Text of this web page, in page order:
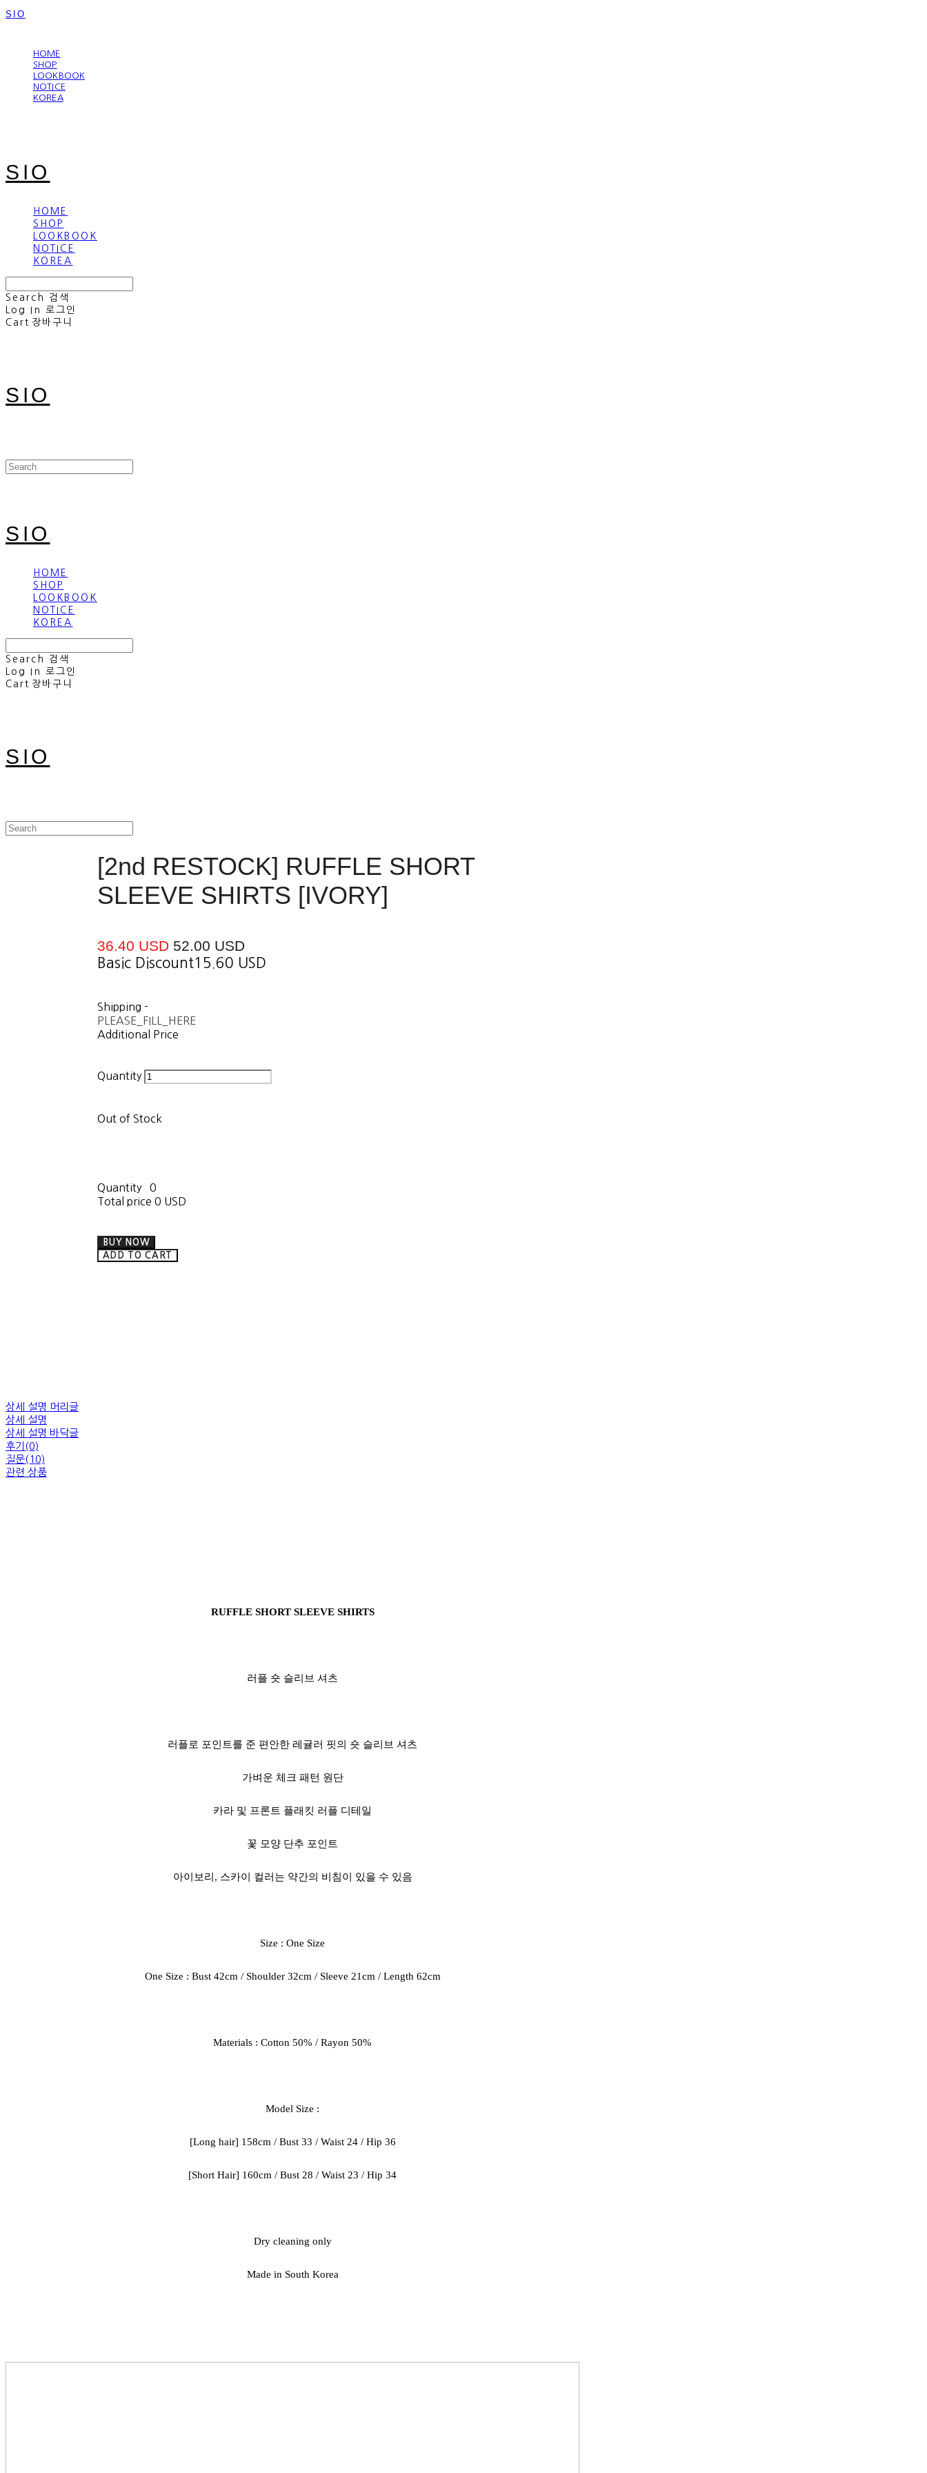
SIO
HOME
SHOP
LOOKBOOK
NOTICE
KOREA
SIO
HOME
SHOP
LOOKBOOK
NOTICE
KOREA
Search
검색
Log In
로그인
Cart 장바구니
SIO
SIO
HOME
SHOP
LOOKBOOK
NOTICE
KOREA
Search
검색
Log In
로그인
Cart 장바구니
SIO
[2nd RESTOCK] RUFFLE SHORT
SLEEVE SHIRTS [IVORY]
36.40 USD 52.00 USD
Basic Discount15.60 USD
Shipping -
PLEASE_FILL_HERE
Additional Price
Quantity
Out of Stock
Quantity
0
Total price 0 USD
BUY NOW
ADD TO CART
상세 설명 머리글
상세 설명
상세 설명 바닥글
후기(0)
질문(10)
관련 상품
RUFFLE SHORT SLEEVE SHIRTS
러플 숏 슬리브 셔츠
러플로 포인트를 준 편안한 레귤러 핏의 숏 슬리브 셔츠
가벼운 체크 패턴 원단
카라 및 프론트 플래킷 러플 디테일
꽃 모양 단추 포인트
아이보리, 스카이 컬러는 약간의 비침이 있을 수 있음
Size : One Size
One Size : Bust 42cm / Shoulder 32cm / Sleeve 21cm / Length 62cm
Materials : Cotton 50% / Rayon 50%
Model Size :
[Long hair] 158cm / Bust 33 / Waist 24 / Hip 36
[Short Hair] 160cm / Bust 28 / Waist 23 / Hip 34
Dry cleaning only
Made in South Korea